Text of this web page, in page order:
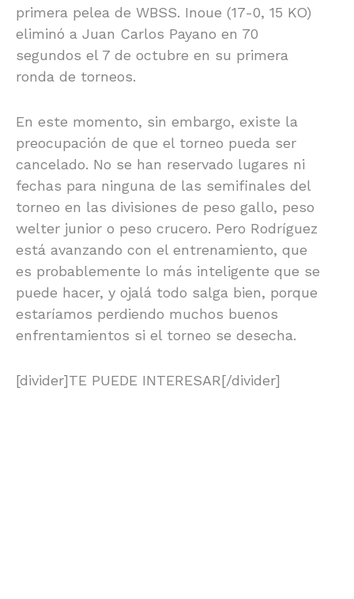
primera pelea de WBSS. Inoue (17-0, 15 KO)
eliminó a Juan Carlos Payano en 70
segundos el 7 de octubre en su primera
ronda de torneos.
En este momento, sin embargo, existe la
preocupación de que el torneo pueda ser
cancelado. No se han reservado lugares ni
fechas para ninguna de las semifinales del
torneo en las divisiones de peso gallo, peso
welter junior o peso crucero. Pero Rodríguez
está avanzando con el entrenamiento, que
es probablemente lo más inteligente que se
puede hacer, y ojalá todo salga bien, porque
estaríamos perdiendo muchos buenos
enfrentamientos si el torneo se desecha.
[divider]TE PUEDE INTERESAR[/divider]